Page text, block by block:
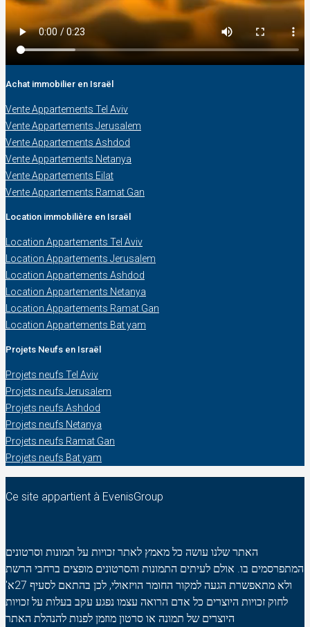
Achat immobilier en Israël
Vente Appartements Tel Aviv
Vente Appartements Jerusalem
Vente Appartements Ashdod
Vente Appartements Netanya
Vente Appartements Eilat
Vente Appartements Ramat Gan
Location immobilière en Israël
Location Appartements Tel Aviv
Location Appartements Jerusalem
Location Appartements Ashdod
Location Appartements Netanya
Location Appartements Ramat Gan
Location Appartements Bat yam
Projets Neufs en Israël
Projets neufs Tel Aviv
Projets neufs Jerusalem
Projets neufs Ashdod
Projets neufs Netanya
Projets neufs Ramat Gan
Projets neufs Bat yam
Ce site appartient à EvenisGroup
האתר שלנו עושה כל מאמץ לאתר זכויות על תמונות וסרטונים
המתפרסמים בו. אולם לעיתים התמונות והסרטונים מופצים ברחבי הרשת
ולא מתאפשרת הגעה למקור החומר הויזאולי, לכן בהתאם לסעיף 27א'
לחוק זכויות היוצרים כל אדם הרואה עצמו נפגע עקב בעלות על זכויות
היוצרים של תמונה או סרטון מוזמן לפנות להנהלת האתר